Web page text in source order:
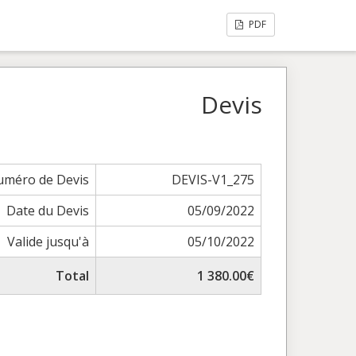
PDF
Devis
de Devis
DEVIS-V1_275
Date du Devis
05/09/2022
Valide jusqu'à
05/10/2022
Total
1 380.00€